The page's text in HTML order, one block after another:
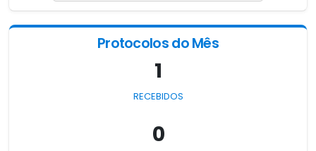
Protocolos do Mês
1
RECEBIDOS
0